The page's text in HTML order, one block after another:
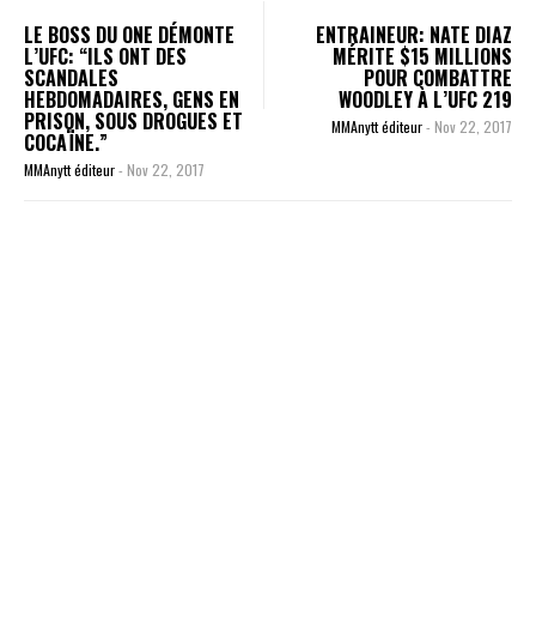
LE BOSS DU ONE DÉMONTE
L’UFC: “ILS ONT DES
SCANDALES
HEBDOMADAIRES, GENS EN
PRISON, SOUS DROGUES ET
COCAÏNE.”
MMAnytt éditeur- Nov 22, 2017
ENTRAINEUR: NATE DIAZ
MÉRITE $15 MILLIONS
POUR COMBATTRE
WOODLEY À L’UFC 219
MMAnytt éditeur- Nov 22, 2017